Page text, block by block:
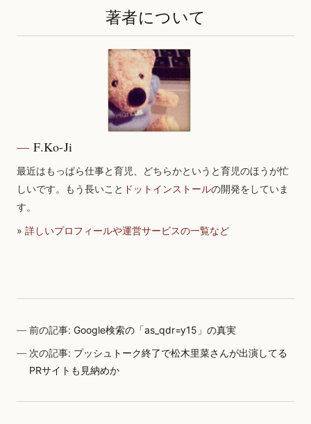
著者について
F.Ko-Ji
最近はもっぱら仕事と育児、どちらかというと育児のほうが忙
しいです。もう長いこと ドットインストールの開発をしていま
す。
» 詳しいプロフィールや運営サービスの一覧など
前の記事:Google検索の「as_qdr=y15」の真実
次の記事: プッシュトーク終了で松木里菜さんが出演してる
PRサイトも見納めか